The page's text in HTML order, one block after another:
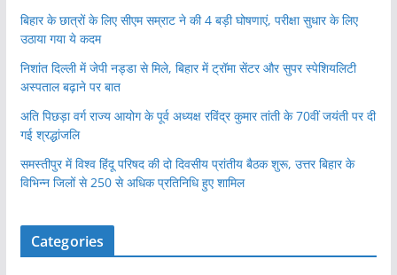
बिहार के छात्रों के लिए सीएम सम्राट ने की 4 बड़ी घोषणाएं, परीक्षा सुधार के लिए
उठाया गया ये कदम
निशांत दिल्ली में जेपी नड्डा से मिले, बिहार में ट्रॉमा सेंटर और सुपर स्पेशियलिटी
अस्पताल बढ़ाने पर बात
अति पिछड़ा वर्ग राज्य आयोग के पूर्व अध्यक्ष रविंद्र कुमार तांती के 70वीं जयंती पर दी
गई श्रद्धांजलि
समस्तीपुर में विश्व हिंदू परिषद की दो दिवसीय प्रांतीय बैठक शुरू, उत्तर बिहार के
विभिन्न जिलों से 250 से अधिक प्रतिनिधि हुए शामिल
Categories